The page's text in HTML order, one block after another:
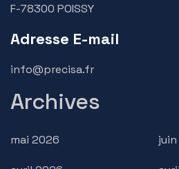
F-78300 POISSY
Adresse E-mail
info@precisa.fr
Archives
mai 2026